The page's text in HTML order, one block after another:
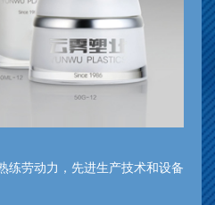
练劳动力，先进生产技术和设备